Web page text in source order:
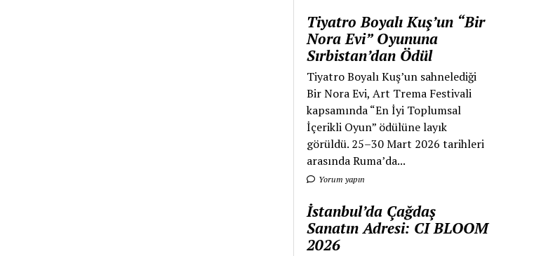
Tiyatro Boyalı Kuş’un “Bir
Nora Evi” Oyununa
Sırbistan’dan Ödül
Tiyatro Boyalı Kuş’un sahnelediği
Bir Nora Evi, Art Trema Festivali
kapsamında “En İyi Toplumsal
İçerikli Oyun” ödülüne layık
görüldü. 25–30 Mart 2026 tarihleri
arasında Ruma’da...
Yorum yapın
İstanbul’da Çağdaş
Sanatın Adresi: CI BLOOM
2026